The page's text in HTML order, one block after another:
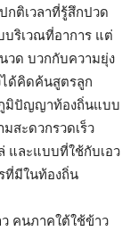
ติเวลาที่รู้สึกปวด
บริเวณที่อาการ แต่
วด บวกกับความยุ่ง
ด้คิดค้นสูตรลูก
มิปัญญาท้องถิ่นแบบ
สะดวกรวดเร็ว
ละแบบที่ใช้กับเอว
มีในท้องถิ่น
คนภาคใต้ใช้ข้าว